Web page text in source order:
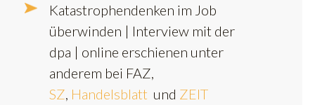
Katastrophendenken im Job
überwinden | Interview mit der
dpa | online erschienen unter
anderem bei FAZ,
SZ, Handelsblatt und ZEIT